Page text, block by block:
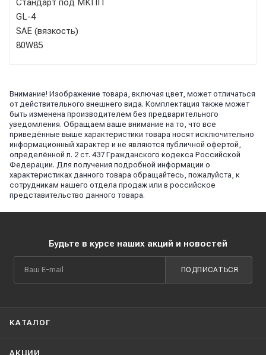
Стандарт под МКПП
GL-4
SAE (вязкость)
80W85
Внимание! Изображение товара, включая цвет, может отличаться
от действительного внешнего вида. Комплектация также может
быть изменена производителем без предварительного
уведомления. Обращаем ваше внимание на то, что все
приведённые выше характеристики товара носят исключительно
информационный характер и не являются публичной офертой,
определённой п. 2 ст. 437 Гражданского кодекса Российской
Федерации. Для получения подробной информации о
характеристиках данного товара обращайтесь, пожалуйста, к
сотрудникам нашего отдела продаж или в российское
представительство данного товара.
Будьте в курсе наших акций и новостей
ПОДПИСАТЬСЯ
КАТАЛОГ
АКЦИИ